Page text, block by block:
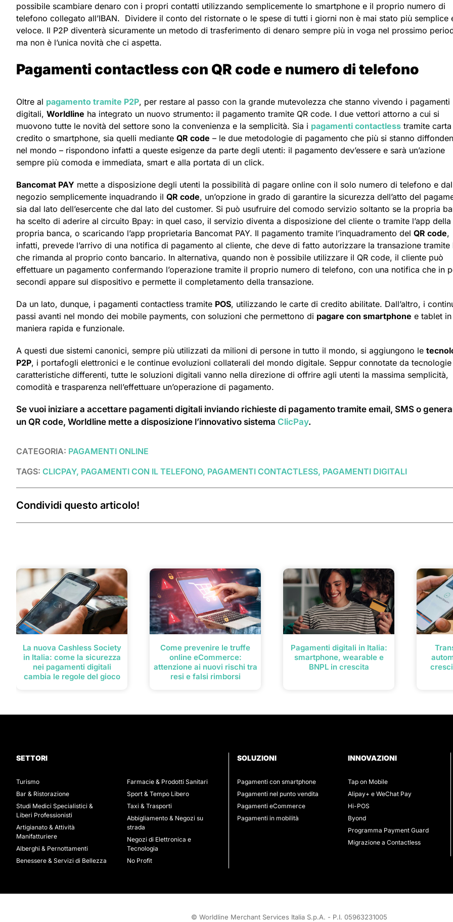
possibile scambiare denaro con i propri contatti utilizzando semplicemente lo smartphone e il proprio numero di
telefono collegato all’IBAN. Dividere il conto del ristornate o le spese di tutti i giorni non è mai stato più semplice
veloce. Il P2P diventerà sicuramente un metodo di trasferimento di denaro sempre più in voga nel prossimo
ma non è l’unica novità che ci aspetta.
Pagamenti contactless con QR code e numero di telefono
Oltre al pagamento tramite P2P, per restare al passo con la grande mutevolezza che stanno vivendo i pagamenti
digitali, Worldline ha integrato un nuovo strumento: il pagamento tramite QR code. I due vettori attorno a cui si
muovono tutte le novità del settore sono la convenienza e la semplicità. Sia i pagamenti contactless tramite
credito o smartphone, sia quelli mediante QR code – le due metodologie di pagamento che più si stanno
nel mondo – rispondono infatti a queste esigenze da parte degli utenti: il pagamento dev’essere e sarà un’azione
sempre più comoda e immediata, smart e alla portata di un click.
Bancomat PAY mette a disposizione degli utenti la possibilità di pagare online con il solo numero di telefono e dal
negozio semplicemente inquadrando il QR code, un’opzione in grado di garantire la sicurezza dell’atto del
sia dal lato dell’esercente che dal lato del customer. Si può usufruire del comodo servizio soltanto se la propria
ha scelto di aderire al circuito Bpay: in quel caso, il servizio diventa a disposizione del cliente o tramite l’app della
propria banca, o scaricando l’app proprietaria Bancomat PAY. Il pagamento tramite l’inquadramento del QR code,
infatti, prevede l’arrivo di una notifica di pagamento al cliente, che deve di fatto autorizzare la transazione tramite
che rimanda al proprio conto bancario. In alternativa, quando non è possibile utilizzare il QR code, il cliente può
effettuare un pagamento confermando l’operazione tramite il proprio numero di telefono, con una notifica che in
secondi appare sul dispositivo e permette il completamento della transazione.
Da un lato, dunque, i pagamenti contactless tramite POS, utilizzando le carte di credito abilitate. Dall’altro, i
passi avanti nel mondo dei mobile payments, con soluzioni che permettono di pagare con smartphone e tablet in
maniera rapida e funzionale.
A questi due sistemi canonici, sempre più utilizzati da milioni di persone in tutto il mondo, si aggiungono le
P2P, i portafogli elettronici e le continue evoluzioni collaterali del mondo digitale. Seppur connotate da tecnologie
caratteristiche differenti, tutte le soluzioni digitali vanno nella direzione di offrire agli utenti la massima semplicità,
comodità e trasparenza nell’effettuare un’operazione di pagamento.
Se vuoi iniziare a accettare pagamenti digitali inviando richieste di pagamento tramite email, SMS o
un QR code, Worldline mette a disposizione l’innovativo sistema ClicPay.
CATEGORIA: PAGAMENTI ONLINE
TAGS: CLICPAY, PAGAMENTI CON IL TELEFONO, PAGAMENTI CONTACTLESS, PAGAMENTI DIGITALI
Condividi questo articolo!
La nuova Cashless Society
in Italia: come la sicurezza
nei pagamenti digitali
cambia le regole del gioco
Come prevenire le truffe
online eCommerce:
attenzione ai nuovi rischi tra
resi e falsi rimborsi
Pagamenti digitali in Italia:
smartphone, wearable e
BNPL in crescita
SETTORI
Turismo
Bar & Ristorazione
Studi Medici Specialistici &
Liberi Professionisti
Artigianato & Attività
Manifatturiere
Alberghi & Pernottamenti
Benessere & Servizi di Bellezza
Farmacie & Prodotti Sanitari
Sport & Tempo Libero
Taxi & Trasporti
Abbigliamento & Negozi su
strada
Negozi di Elettronica e
Tecnologia
No Profit
SOLUZIONI
Pagamenti con smartphone
Pagamenti nel punto vendita
Pagamenti eCommerce
Pagamenti in mobilità
INNOVAZIONI
Tap on Mobile
Alipay+ e WeChat Pay
Hi-POS
Byond
Programma Payment Guard
Migrazione a Contactless
© Worldline Merchant Services Italia S.p.A. - P.I. 05963231005